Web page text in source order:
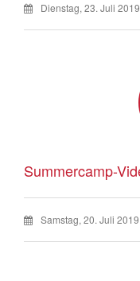
Dienstag, 23. Juli 2019
Summercamp-
Samstag, 20. Juli 2019